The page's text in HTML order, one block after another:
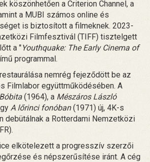
köszönhetően a Criterion Channel, a
a MUBI számos online és
is biztosított a filmeknek. 2023-
Filmfesztivál (TIFF) tisztelgett
a "Youthquake: The Early Cinema of
programmal.
nemrég fejeződött be az
Filmlabor együttműködésében. A
Bóbita (1964), a Mészáros László
A lőrinci fonóban(1971) új, 4K-s
debütálnak a Rotterdami Nemzetközi
elkötelezett a progresszív szerzői
és népszerűsítése iránt. A cég